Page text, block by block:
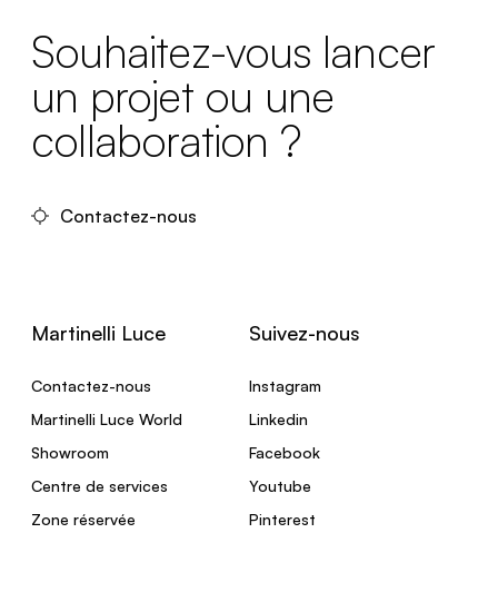
Souhaitez-vous lancer
un projet ou une
collaboration ?
Contactez-nous
Martinelli Luce
Contactez-nous
Martinelli Luce World
Showroom
Centre de services
Zone réservée
Suivez-nous
Instagram
Linkedin
Facebook
Youtube
Pinterest